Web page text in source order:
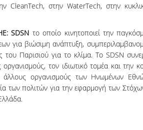
CleanTech, στην WaterTech, στην
SDSN το οποίο κινητοποιεί την
για βιώσιμη ανάπτυξη,
Παρισιού για το κλίμα. Το SDSN
τον ιδιωτικό τομέα και την
οργανισμούς των Ηνωμένων
των πολιτών για την εφαρμογή των